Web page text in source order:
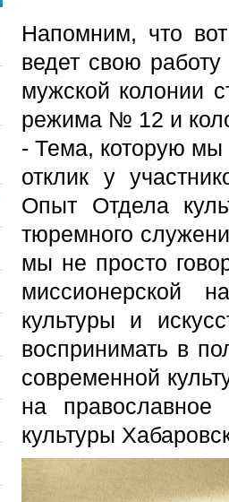
Напомним, что
ведет свою
мужской колонии
режима № 12 и
- Тема, которую
отклик у
Опыт Отдела
тюремного
мы не просто
миссионерской
культуры и
воспринимать в
современной
на
культуры